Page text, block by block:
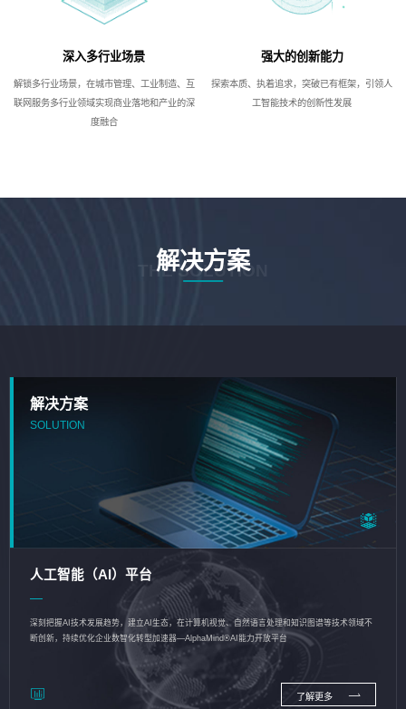
深入多行业场景
解锁多行业场景，在城市管理、工业制造、互
联网服务多行业领域实现商业落地和产业的深
度融合
强大的创新能力
探索本质、执着追求，突破已有框架，引领人
工智能技术的创新性发展
解决方案
THE SOLUTION
解决方案
SOLUTION
人工智能（AI）平台
深刻把握AI技术发展趋势，建立AI生态，在计算机视觉、自然语言处理和知识图谱等技术领域不
断创新，持续优化企业数智化转型加速器—AlphaMind®AI能力开放平台
了解更多